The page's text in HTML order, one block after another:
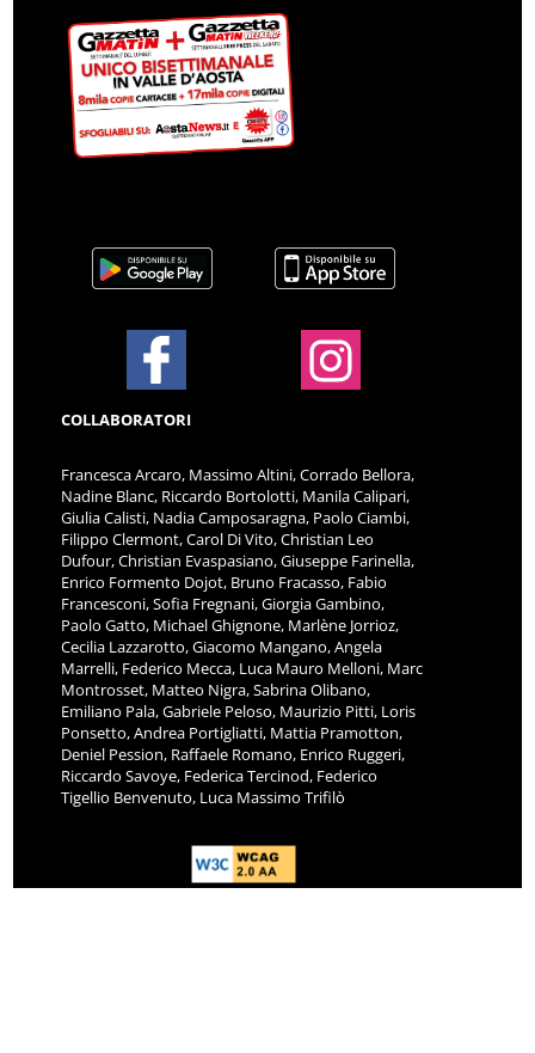
COLLABORATORI
Francesca Arcaro, Massimo Altini, Corrado Bellora,
Nadine Blanc, Riccardo Bortolotti, Manila Calipari,
Giulia Calisti, Nadia Camposaragna, Paolo Ciambi,
Filippo Clermont, Carol Di Vito, Christian Leo
Dufour, Christian Evaspasiano, Giuseppe Farinella,
Enrico Formento Dojot, Bruno Fracasso, Fabio
Francesconi, Sofia Fregnani, Giorgia Gambino,
Paolo Gatto, Michael Ghignone, Marlène Jorrioz,
Cecilia Lazzarotto, Giacomo Mangano, Angela
Marrelli, Federico Mecca, Luca Mauro Melloni, Marc
Montrosset, Matteo Nigra, Sabrina Olibano,
Emiliano Pala, Gabriele Peloso, Maurizio Pitti, Loris
Ponsetto, Andrea Portigliatti, Mattia Pramotton,
Deniel Pession, Raffaele Romano, Enrico Ruggeri,
Riccardo Savoye, Federica Tercinod, Federico
Tigellio Benvenuto, Luca Massimo Trifilò